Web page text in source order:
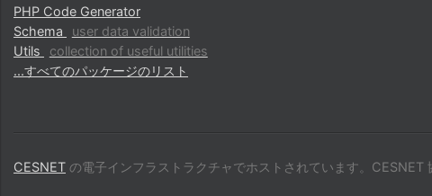
PHP Code Generator
Schema
user data validation
Utils
collection of useful utilities
...すべてのパッケージのリスト
CESNET の電子インフラストラクチャでホストされています。CESNET